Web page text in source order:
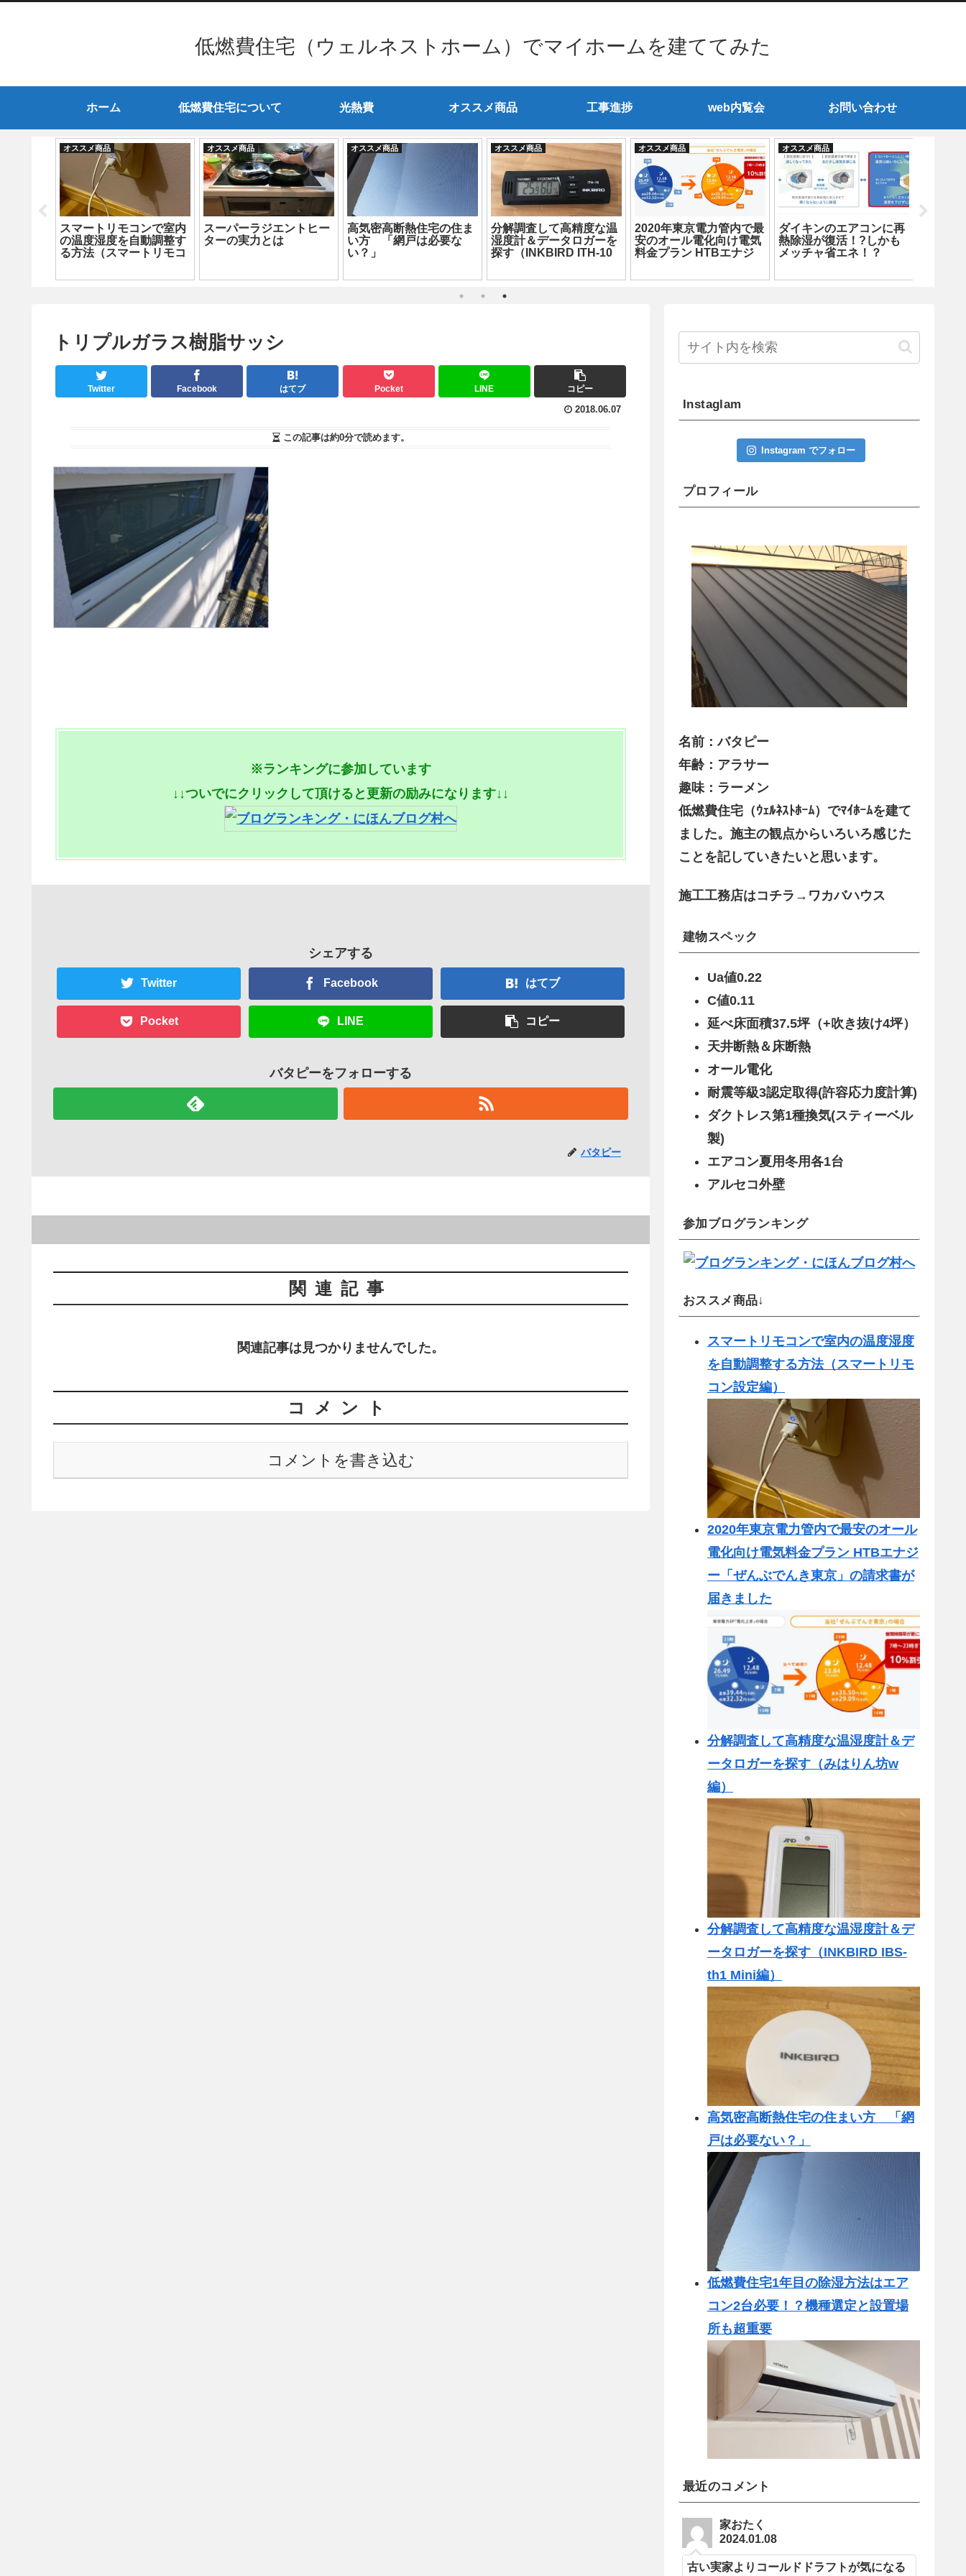
低燃費住宅（ウェルネストホーム）でマイホームを建ててみた
ホーム 低燃費住宅について 光熱費 オススメ商品 工事進捗 web内覧会 お問い合わせ
オススメ商品
スマートリモコンで室内
の温度湿度を自動調整す
る方法（スマートリモコ
オススメ商品
スーパーラジエントヒー
ターの実力とは
オススメ商品
高気密高断熱住宅の住ま
い方 「網戸は必要な
い？」
オススメ商品
分解調査して高精度な温
湿度計＆データロガーを
探す（INKBIRD ITH-10
オススメ商品
2020年東京電力管内で最
安のオール電化向け電気
料金プラン HTBエナジ
の請求書が届きました
オススメ商品
ダイキンのエアコンに再
熱除湿が復活！?しかも
メッチャ省エネ！？
トリプルガラス樹脂サッシ
Twitter Facebook はてブ Pocket LINE コピー
2018.06.07
この記事は約0分で読めます。
※ランキングに参加しています
↓↓ついでにクリックして頂けると更新の励みになります↓↓
シェアする
Twitter Facebook はてブ
Pocket LINE コピー
バタピーをフォローする
バタピー
関連記事
関連記事は見つかりませんでした。
コメント
コメントを書き込む
Instaglam
Instagram でフォロー
プロフィール
名前：バタピー
年齢：アラサー
趣味：ラーメン
低燃費住宅（ｳｪﾙﾈｽﾄﾎｰﾑ）でﾏｲﾎｰﾑを建て
ました。施主の観点からいろいろ感じた
ことを記していきたいと思います。
施工工務店はコチラ→ワカバハウス
建物スペック
Ua値0.22
C値0.11
延べ床面積37.5坪（+吹き抜け4坪）
天井断熱＆床断熱
オール電化
耐震等級3認定取得(許容応力度計算)
ダクトレス第1種換気(スティーベル
製)
エアコン夏用冬用各1台
アルセコ外壁
参加ブログランキング
おススメ商品↓
スマートリモコンで室内の温度湿度
を自動調整する方法（スマートリモ
コン設定編）
2020年東京電力管内で最安のオール
電化向け電気料金プラン HTBエナジ
ー「ぜんぶでんき東京」の請求書が
届きました
分解調査して高精度な温湿度計＆デ
ータロガーを探す（みはりん坊w
編）
分解調査して高精度な温湿度計＆デ
ータロガーを探す（INKBIRD IBS-
th1 Mini編）
高気密高断熱住宅の住まい方 「網
戸は必要ない？」
低燃費住宅1年目の除湿方法はエア
コン2台必要！？機種選定と設置場
所も超重要
最近のコメント
家おたく
2024.01.08
古い実家よりコールドドラフトが気になる